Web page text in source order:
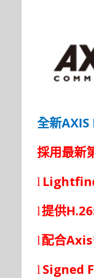
全新AXIS
採用最新
l
l提供
l配合Axis
l Signed